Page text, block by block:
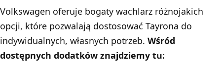
Volkswagen oferuje bogaty wachlarz różnojakich
opcji, które pozwalają dostosować Tayrona do
indywidualnych, własnych potrzeb. Wśród
dostępnych dodatków znajdziemy tu: